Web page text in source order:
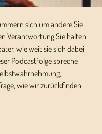
sich um andere.Sie
Verantwortung.Sie halten
wie weit sie sich dabei
Podcastfolge spreche
wie wir zurückfinden